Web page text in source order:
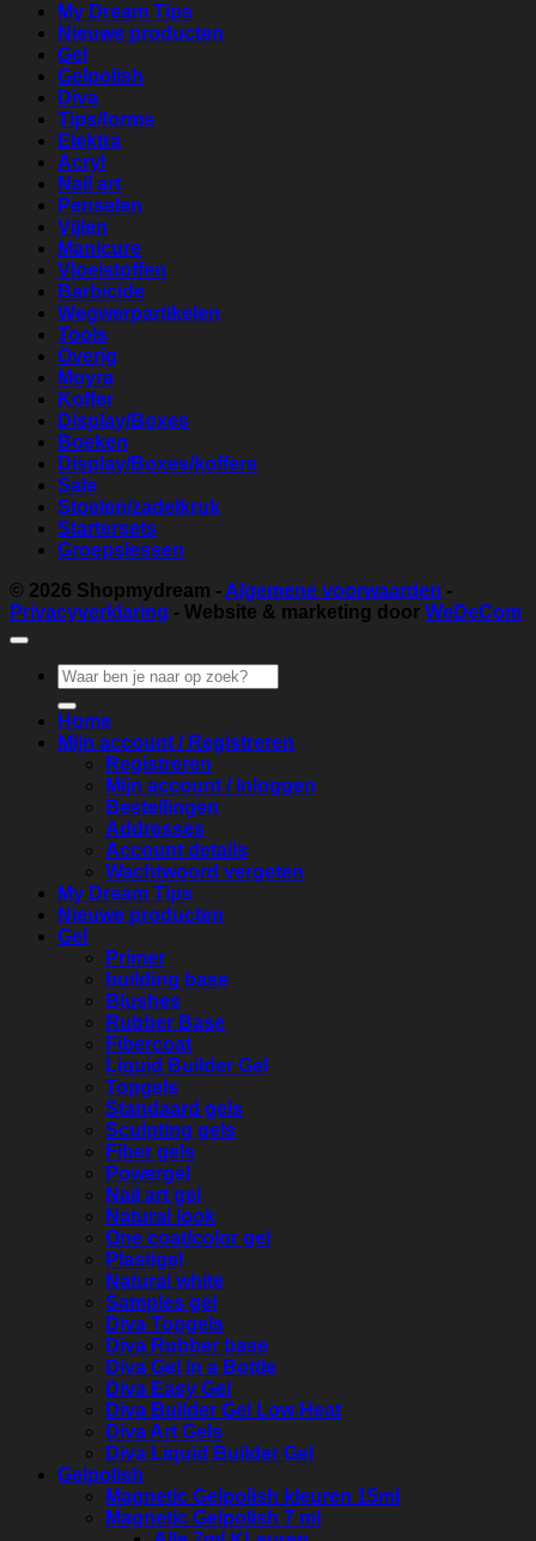
My Dream Tips
Nieuwe producten
Gel
Gelpolish
Diva
Tips/forms
Elektra
Acryl
Nail art
Penselen
Vijlen
Manicure
Vloeistoffen
Barbicide
Wegwerpartikelen
Tools
Overig
Moyra
Koffer
Display/Boxes
Boeken
Display/Boxes/koffers
Sale
Stoelen/zadelkruk
Startersets
Groepslessen
© 2026 Shopmydream - Algemene voorwaarden -
Privacyverklaring - Website & marketing door WeDeCom
Zoeken
naar:
Home
Mijn account / Registreren
Registreren
Mijn account / Inloggen
Bestellingen
Addresses
Account details
Wachtwoord vergeten
My Dream Tips
Nieuwe producten
Gel
Primer
building base
Blushes
Rubber Base
Fibercoat
Liquid Builder Gel
Topgels
Standaard gels
Sculpting gels
Fiber gels
Powergel
Nail art gel
Natural look
One coat/color gel
Plastigel
Natural white
Samples gel
Diva Topgels
Diva Rubber base
Diva Gel in a Bottle
Diva Easy Gel
Diva Builder Gel Low Heat
Diva Art Gels
Diva Liquid Builder Gel
Gelpolish
Magnetic Gelpolish kleuren 15ml
Magnetic Gelpolish 7 ml